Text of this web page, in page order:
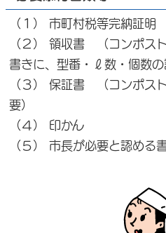
（１） 市町村税等完納証明
（２） 領収書 （コンポス
書きに、型番・ℓ数・個数の
（３） 保証書 （コンポス
要）
（４） 印かん
（５） 市長が必要と認める